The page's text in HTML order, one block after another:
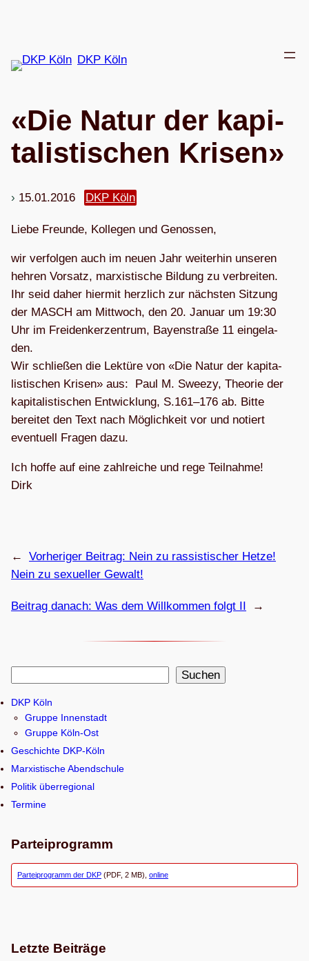
springen
DKP Köln
«Die Natur der kapi­
ta­lis­ti­schen Krisen»
15.01.2016 DKP Köln
Liebe Freunde, Kol­le­gen und Genossen,
wir ver­fol­gen auch im neuen Jahr wei­ter­hin unse­ren
heh­ren Vor­satz, mar­xis­ti­sche Bil­dung zu ver­brei­ten.
Ihr seid daher hier­mit herz­lich zur nächs­ten Sit­zung
der MASCH am Mitt­woch, den 20. Januar um 19:30
Uhr im Frei­den­ker­zen­trum, Bay­en­straße 11 ein­ge­la­
den.
Wir schlie­ßen die Lek­türe von «Die Natur der kapi­ta­
lis­ti­schen Kri­sen» aus: Paul M. Sweezy, Theo­rie der
kapi­ta­lis­ti­schen Ent­wick­lung, S.161–176 ab. Bitte
berei­tet den Text nach Mög­lich­keit vor und notiert
even­tu­ell Fra­gen dazu.
Ich hoffe auf eine zahl­rei­che und rege Teil­nahme!
Dirk
← Vorheriger Beitrag: Nein zu ras­sis­ti­scher Hetze!
Nein zu sexu­el­ler Gewalt!
Beitrag danach: Was dem Will­kom­men folgt II →
h
e
n
Suchen
DKP Köln
Gruppe Innenstadt
Gruppe Köln-Ost
Geschichte DKP-Köln
Marxistische Abendschule
Politik überregional
Termine
Parteiprogramm
Parteiprogramm der DKP (PDF, 2 MB), online
Letzte Beiträge